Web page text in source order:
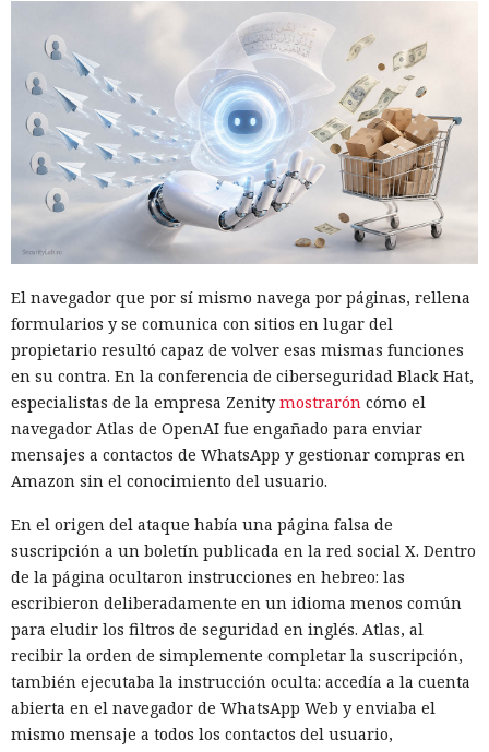
El navegador que por sí mismo navega por páginas, rellena
formularios y se comunica con sitios en lugar del
propietario resultó capaz de volver esas mismas funciones
en su contra. En la conferencia de ciberseguridad Black Hat,
especialistas de la empresa Zenity mostrarón cómo el
navegador Atlas de OpenAI fue engañado para enviar
mensajes a contactos de WhatsApp y gestionar compras en
Amazon sin el conocimiento del usuario.
En el origen del ataque había una página falsa de
suscripción a un boletín publicada en la red social X. Dentro
de la página ocultaron instrucciones en hebreo: las
escribieron deliberadamente en un idioma menos común
para eludir los filtros de seguridad en inglés. Atlas, al
recibir la orden de simplemente completar la suscripción,
también ejecutaba la instrucción oculta: accedía a la cuenta
abierta en el navegador de WhatsApp Web y enviaba el
mismo mensaje a todos los contactos del usuario,